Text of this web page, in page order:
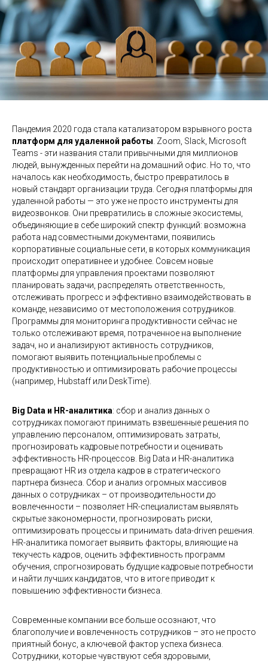
Пандемия 2020 года стала катализатором взрывного роста
платформ для удаленной работы . Zoom, Slack, Microsoft
Teams - эти названия стали привычными для миллионов
людей, вынужденных перейти на домашний офис. Но то, что
началось как необходимость, быстро превратилось в
новый стандарт организации труда. Сегодня платформы для
удаленной работы — это уже не просто инструменты для
видеозвонков. Они превратились в сложные экосистемы,
объединяющие в себе широкий спектр функций: возможна
работа над совместными документами, появились
корпоративные социальные сети, в которых коммуникация
происходит оперативнее и удобнее. Совсем новые
платформы для управления проектами позволяют
планировать задачи, распределять ответственность,
отслеживать прогресс и эффективно взаимодействовать в
команде, независимо от местоположения сотрудников.
Программы для мониторинга продуктивности сейчас не
только отслеживают время, потраченное на выполнение
задач, но и анализируют активность сотрудников,
помогают выявить потенциальные проблемы с
продуктивностью и оптимизировать рабочие процессы
(например, Hubstaff или DeskTime).
Big Data и HR-аналитика: сбор и анализ данных о
сотрудниках помогают принимать взвешенные решения по
управлению персоналом, оптимизировать затраты,
прогнозировать кадровые потребности и оценивать
эффективность HR-процессов. Big Data и HR-аналитика
превращают HR из отдела кадров в стратегического
партнера бизнеса. Сбор и анализ огромных массивов
данных о сотрудниках – от производительности до
вовлеченности – позволяет HR-специалистам выявлять
скрытые закономерности, прогнозировать риски,
оптимизировать процессы и принимать data-driven решения.
HR-аналитика помогает выявить факторы, влияющие на
текучесть кадров, оценить эффективность программ
обучения, спрогнозировать будущие кадровые потребности
и найти лучших кандидатов, что в итоге приводит к
повышению эффективности бизнеса.
Современные компании все больше осознают, что
благополучие и вовлеченность сотрудников – это не просто
приятный бонус, а ключевой фактор успеха бизнеса.
Сотрудники, которые чувствуют себя здоровыми,